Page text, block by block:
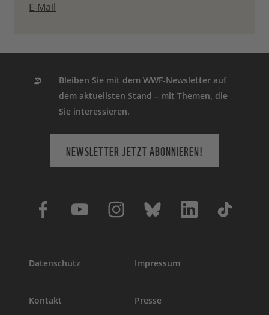
E-Mail
Bleiben Sie mit dem WWF-Newsletter auf
dem aktuellsten Stand – mit Themen, die
Sie interessieren.
NEWSLETTER JETZT ABONNIEREN!
Datenschutz Impressum
Kontakt Presse